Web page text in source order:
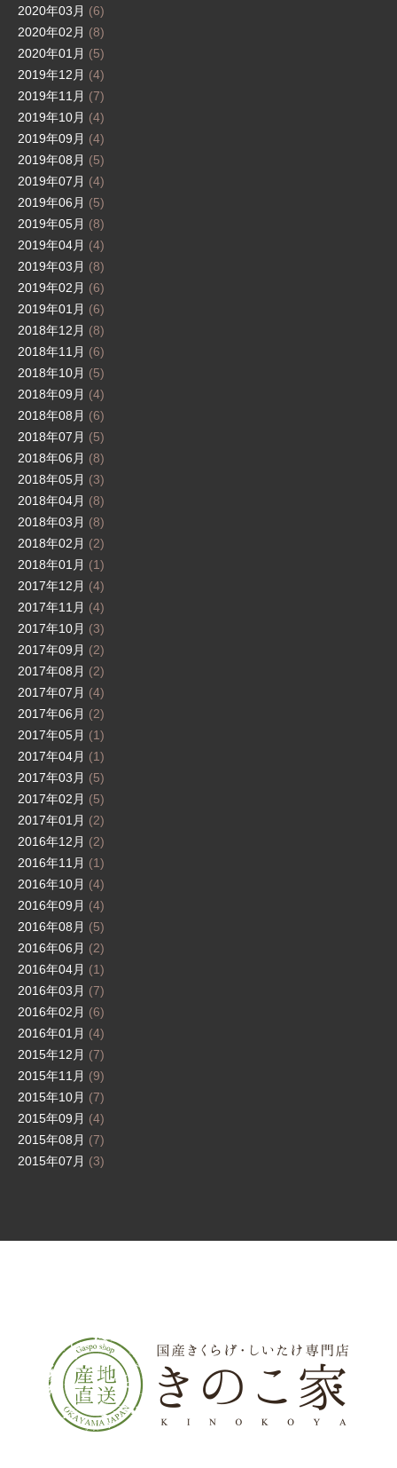
2020年03月 (6)
2020年02月 (8)
2020年01月 (5)
2019年12月 (4)
2019年11月 (7)
2019年10月 (4)
2019年09月 (4)
2019年08月 (5)
2019年07月 (4)
2019年06月 (5)
2019年05月 (8)
2019年04月 (4)
2019年03月 (8)
2019年02月 (6)
2019年01月 (6)
2018年12月 (8)
2018年11月 (6)
2018年10月 (5)
2018年09月 (4)
2018年08月 (6)
2018年07月 (5)
2018年06月 (8)
2018年05月 (3)
2018年04月 (8)
2018年03月 (8)
2018年02月 (2)
2018年01月 (1)
2017年12月 (4)
2017年11月 (4)
2017年10月 (3)
2017年09月 (2)
2017年08月 (2)
2017年07月 (4)
2017年06月 (2)
2017年05月 (1)
2017年04月 (1)
2017年03月 (5)
2017年02月 (5)
2017年01月 (2)
2016年12月 (2)
2016年11月 (1)
2016年10月 (4)
2016年09月 (4)
2016年08月 (5)
2016年06月 (2)
2016年04月 (1)
2016年03月 (7)
2016年02月 (6)
2016年01月 (4)
2015年12月 (7)
2015年11月 (9)
2015年10月 (7)
2015年09月 (4)
2015年08月 (7)
2015年07月 (3)